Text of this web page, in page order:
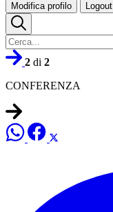
Modifica profilo Logout
2 di 2
CONFERENZA